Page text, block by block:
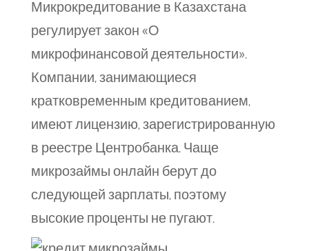
Микрокредитование в Казахстана
регулирует закон «О
микрофинансовой деятельности».
Компании, занимающиеся
кратковременным кредитованием,
имеют лицензию, зарегистрированную
в реестре Центробанка. Чаще
микрозаймы онлайн берут до
следующей зарплаты, поэтому
высокие проценты не пугают.